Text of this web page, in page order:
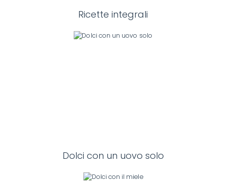
Ricette integrali
Dolci con un uovo solo